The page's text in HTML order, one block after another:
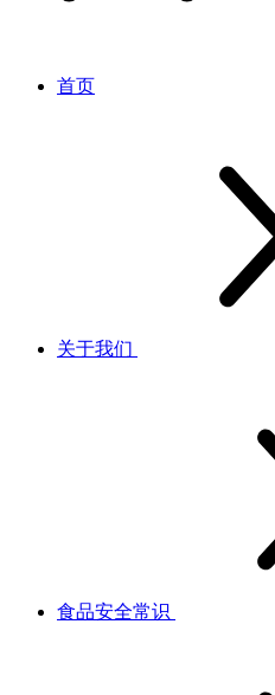
首页
关于我们
食品安全常识